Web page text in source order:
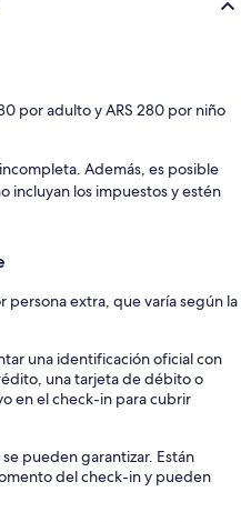
por adulto y ARS 280 por niño
Además, es posible
incluyan los impuestos y estén
persona extra, que varía según la
una identificación oficial con
una tarjeta de débito o
en el check-in para cubrir
pueden garantizar. Están
del check-in y pueden